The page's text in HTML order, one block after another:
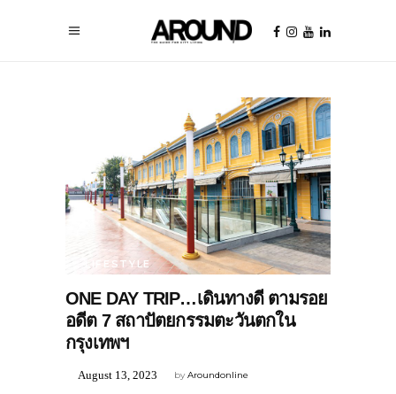
LIFESTYLE
ONE DAY TRIP…เดินทางดี ตามรอย
อดีต 7 สถาปัตยกรรมตะวันตกใน
กรุงเทพฯ
byAroundonline
August 13, 2023